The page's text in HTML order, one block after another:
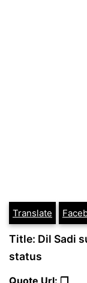
Translate
Title: Dil Sadi
status
Quote Url: ❐